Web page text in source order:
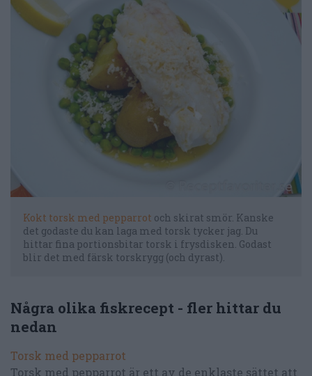
Kokt torsk med pepparrot och skirat smör. Kanske
det godaste du kan laga med torsk tycker jag. Du
hittar fina portionsbitar torsk i frysdisken. Godast
blir det med färsk torskrygg (och dyrast).
Några olika fiskrecept - fler hittar du
nedan
Torsk med pepparrot
Torsk med pepparrot är ett av de enklaste sättet att